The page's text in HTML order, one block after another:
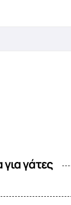
γάτες